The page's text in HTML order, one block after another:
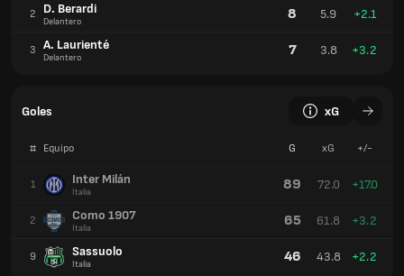
2 D. Berardi
Delantero 8 5.9 +2.1
3 A. Laurienté
Delantero 7 3.8 +3.2
Goles xG
# Equipo G xG +/-
1 Inter Milán
Italia 89 72.0 +17.0
2 Como 1907
Italia 65 61.8 +3.2
9 Sassuolo
Italia 46 43.8 +2.2